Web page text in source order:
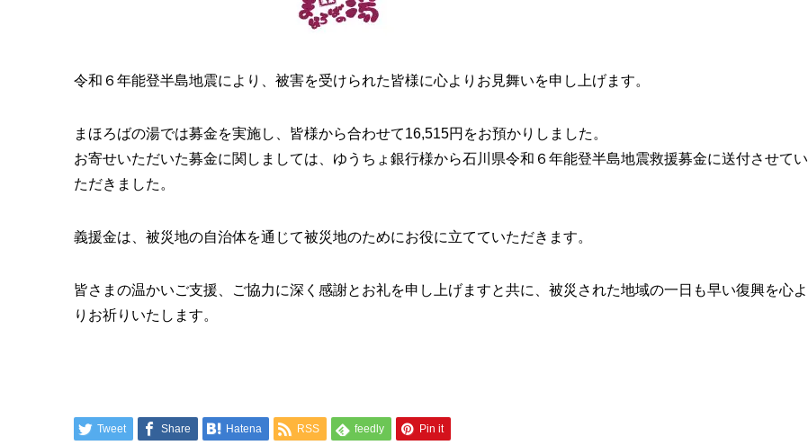
令和６年能登半島地震により、被害を受けられた皆様に心よりお見舞いを申し上げます。
まほろばの湯では募金を実施し、皆様から合わせて16,515円をお預かりしました。
お寄せいただいた募金に関しましては、ゆうちょ銀行様から石川県令和６年能登半島地震救援募金に送付させてい
ただきました。
義援金は、被災地の自治体を通じて被災地のためにお役に立てていただきます。
皆さまの温かいご支援、ご協力に深く感謝とお礼を申し上げますと共に、被災された地域の一日も早い復興を心よ
りお祈りいたします。
Tweet Share Hatena RSS feedly Pin it